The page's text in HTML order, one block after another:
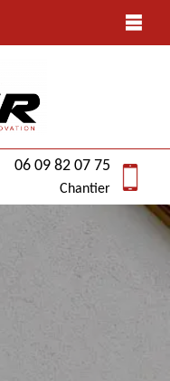
06 09 82 07 75
Chantier